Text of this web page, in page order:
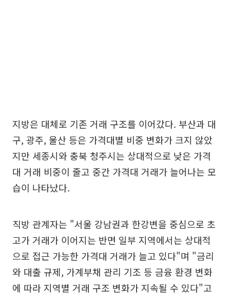
지방은 대체로 기존 거래 구조를 이어갔다. 부산과 대
구, 광주, 울산 등은 가격대별 비중 변화가 크지 않았
지만 세종시와 충북 청주시는 상대적으로 낮은 가격
대 거래 비중이 줄고 중간 가격대 거래가 늘어나는 모
습이 나타났다.
직방 관계자는 "서울 강남권과 한강변을 중심으로 초
고가 거래가 이어지는 반면 일부 지역에서는 상대적
으로 접근 가능한 가격대 거래가 늘고 있다"며 "금리
와 대출 규제, 가계부채 관리 기조 등 금융 환경 변화
에 따라 지역별 거래 구조 변화가 지속될 수 있다"고